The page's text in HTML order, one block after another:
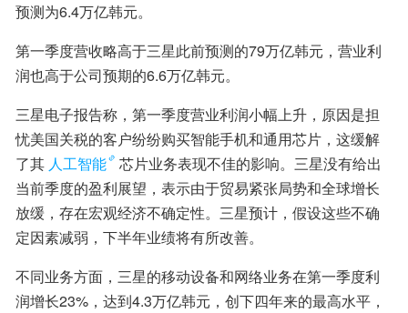
预测为6.4万亿韩元。
第一季度营收略高于三星此前预测的79万亿韩元，营业利
润也高于公司预期的6.6万亿韩元。
三星电子报告称，第一季度营业利润小幅上升，原因是担
忧美国关税的客户纷纷购买智能手机和通用芯片，这缓解
了其 人工智能
芯片业务表现不佳的影响。三星没有给出
当前季度的盈利展望，表示由于贸易紧张局势和全球增长
放缓，存在宏观经济不确定性。三星预计，假设这些不确
定因素减弱，下半年业绩将有所改善。
不同业务方面，三星的移动设备和网络业务在第一季度利
润增长23%，达到4.3万亿韩元，创下四年来的最高水平，